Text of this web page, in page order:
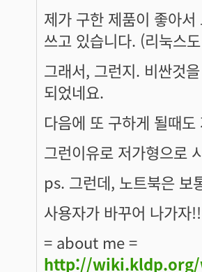
제가 구한 제품이 좋아
쓰고 있습니다. (리눅스
그래서, 그런지. 비싼것
되었네요.
다음에 또 구하게 될때
그런이유로 저가형으로
ps. 그런데, 노트북은 보
사용자가 바꾸어 나가자!!
= about me =
http://